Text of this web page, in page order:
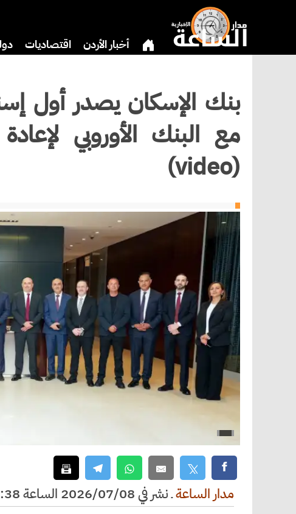
أخبار الأردن اقتصاديات
بنك الإسكان يصدر أول
مع البنك الأوروبي
(video)
مدار الساعةـنشر في 2026/07/08 الساعة 11:38